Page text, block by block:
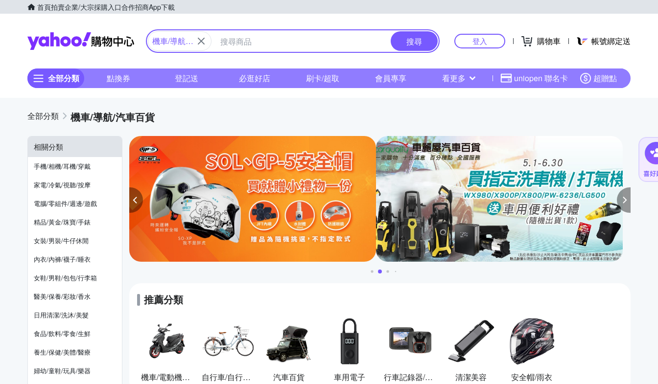
首頁拍賣企業/大宗採購入口合作招商App下載
Yahoo購物中心
機車/導航/
搜尋 登入 購物車 帳號綁定送
全部分類 點換券 登記送 必逛好店 刷卡/超取 會員專享 看更多 uniopen 聯名卡 超贈點
機車/導航/汽車百貨
相關分類
手機/相機/耳機/穿戴
家電/冷氣/視聽/按摩
電腦/零組件/週邊/遊戲
精品/黃金/珠寶/手錶
女裝/男裝/牛仔休閒
內衣/內褲/襪子/睡衣
女鞋/男鞋/包包/行李箱
醫美/保養/彩妝/香水
日用清潔/洗沐/美髮
食品/飲料/零食/生鮮
養生/保健/美體/醫療
婦幼/童鞋/玩具/樂器
推薦分類
機車/電動機車/汽車 自行車/自行車配件 汽車百貨 車用電子 行車記錄器/導航 清潔美容 安全帽/雨衣